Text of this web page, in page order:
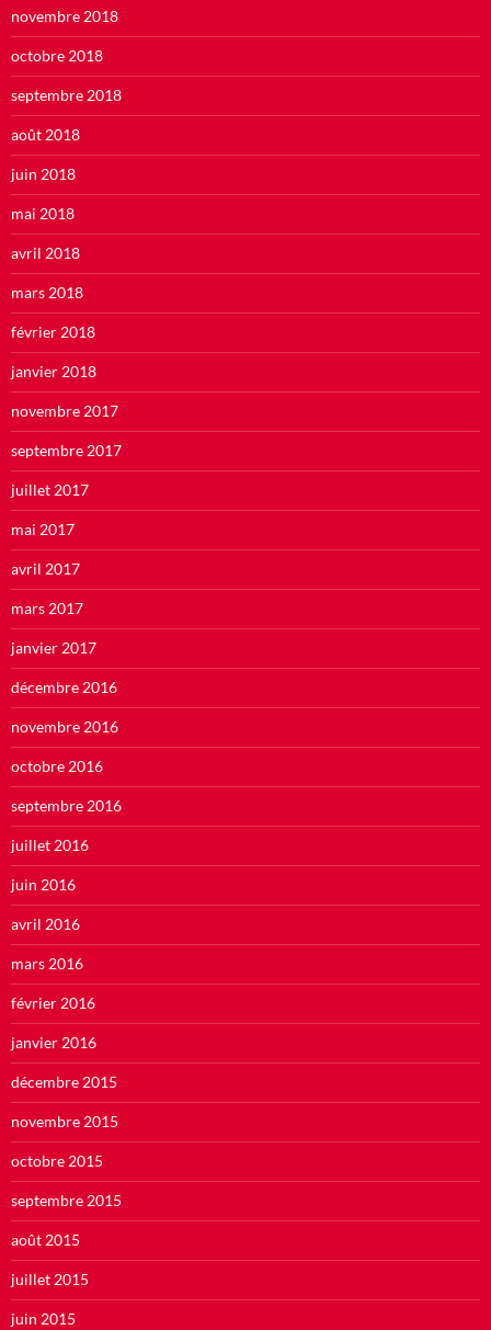
novembre 2018
octobre 2018
septembre 2018
août 2018
juin 2018
mai 2018
avril 2018
mars 2018
février 2018
janvier 2018
novembre 2017
septembre 2017
juillet 2017
mai 2017
avril 2017
mars 2017
janvier 2017
décembre 2016
novembre 2016
octobre 2016
septembre 2016
juillet 2016
juin 2016
avril 2016
mars 2016
février 2016
janvier 2016
décembre 2015
novembre 2015
octobre 2015
septembre 2015
août 2015
juillet 2015
juin 2015